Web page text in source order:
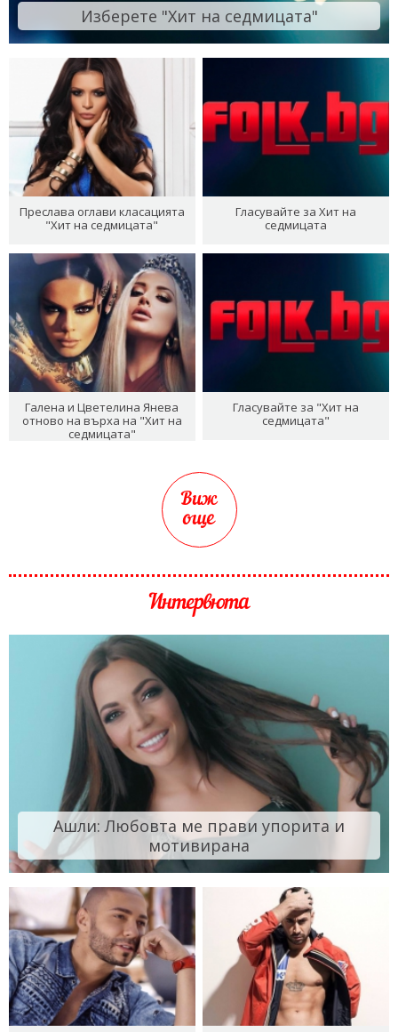
Изберете "Хит на седмицата"
Преслава оглави класацията
"Хит на седмицата"
Гласувайте за Хит на
седмицата
Галена и Цветелина Янева
отново на върха на "Хит на
седмицата"
Гласувайте за "Хит на
седмицата"
Виж
още
Интервюта
Ашли: Любовта ме прави упорита и
мотивирана